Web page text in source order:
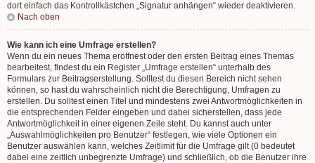
dort einfach das Kontrollkästchen „Signatur anhängen“ wieder deaktivieren.
Nach oben
Wie kann ich eine Umfrage erstellen?
Wenn du ein neues Thema eröffnest oder den ersten Beitrag eines Themas
bearbeitest, findest du ein Register „Umfrage erstellen“ unterhalb des
Formulars zur Beitragserstellung. Solltest du diesen Bereich nicht sehen
können, so hast du wahrscheinlich nicht die Berechtigung, Umfragen zu
erstellen. Du solltest einen Titel und mindestens zwei Antwortmöglichkeiten in
die entsprechenden Felder eingeben und dabei sicherstellen, dass jede
Antwortmöglichkeit in einer eigenen Zeile steht. Du kannst auch unter
„Auswahlmöglichkeiten pro Benutzer“ festlegen, wie viele Optionen ein
Benutzer auswählen kann, welches Zeitlimit für die Umfrage gilt (0 bedeutet
dabei eine zeitlich unbegrenzte Umfrage) und schließlich, ob die Benutzer ihre